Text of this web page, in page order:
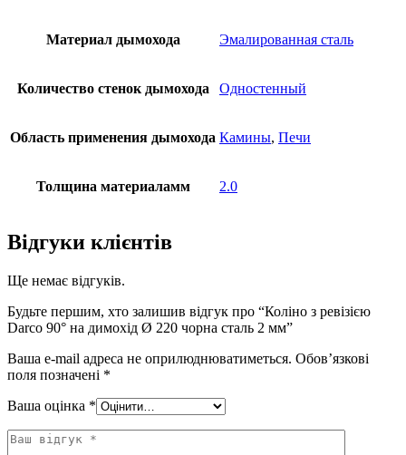
Материал дымохода Эмалированная сталь
Количество стенок дымохода Одностенный
Область применения дымохода Камины, Печи
Толщина материаламм 2.0
Відгуки клієнтів
Ще немає відгуків.
Будьте першим, хто залишив відгук про “Коліно з ревізією
Darco 90° на димохід Ø 220 чорна сталь 2 мм”
Ваша e-mail адреса не оприлюднюватиметься. Обов’язкові
поля позначені *
Ваша оцінка *